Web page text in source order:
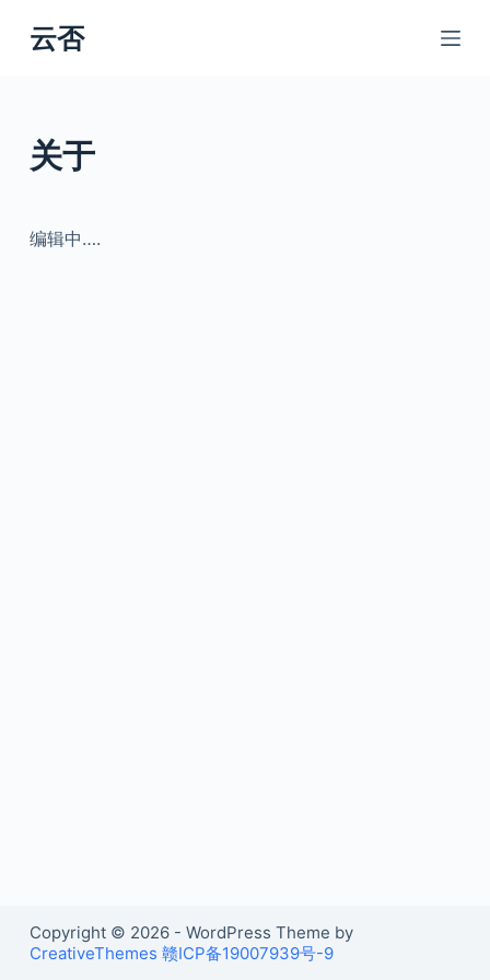
跳
过
云否
关于
编辑中….
Copyright © 2026 - WordPress Theme by
CreativeThemes 赣ICP备19007939号-9